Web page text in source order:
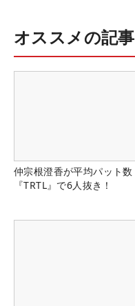
オススメの記事
仲宗根澄香が平均パット数
『TRTL』で6人抜き！